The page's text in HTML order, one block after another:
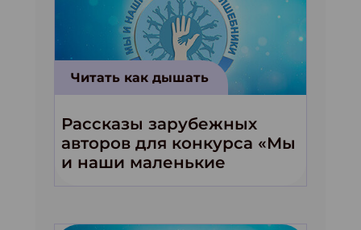
Читать как дышать
Рассказы зарубежных
авторов для конкурса «Мы
и наши маленькие
волшебники!»